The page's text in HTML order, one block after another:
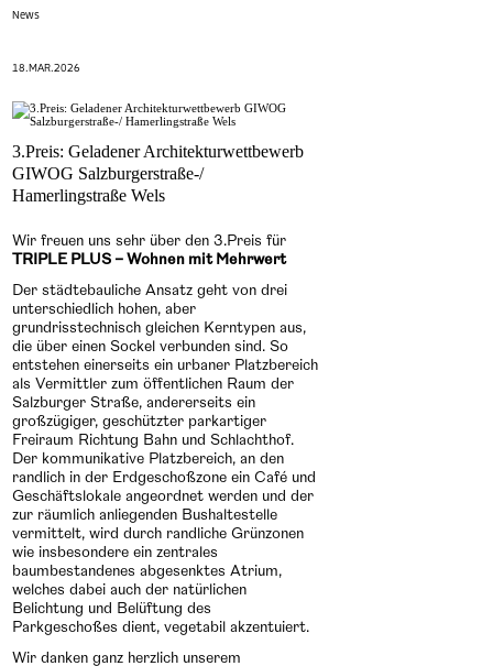
News
18.MAR.2026
3.Preis: Geladener Architekturwettbewerb
GIWOG Salzburgerstraße-/
Hamerlingstraße Wels
Wir freuen uns sehr über den 3.Preis für
TRIPLE PLUS – Wohnen mit Mehrwert
Der städtebauliche Ansatz geht von drei
unterschiedlich hohen, aber
grundrisstechnisch gleichen Kerntypen aus,
die über einen Sockel verbunden sind. So
entstehen einerseits ein urbaner Platzbereich
als Vermittler zum öffentlichen Raum der
Salzburger Straße, andererseits ein
großzügiger, geschützter parkartiger
Freiraum Richtung Bahn und Schlachthof.
Der kommunikative Platzbereich, an den
randlich in der Erdgeschoßzone ein Café und
Geschäftslokale angeordnet werden und der
zur räumlich anliegenden Bushaltestelle
vermittelt, wird durch randliche Grünzonen
wie insbesondere ein zentrales
baumbestandenes abgesenktes Atrium,
welches dabei auch der natürlichen
Belichtung und Belüftung des
Parkgeschoßes dient, vegetabil akzentuiert.
Wir danken ganz herzlich unserem